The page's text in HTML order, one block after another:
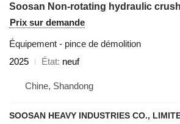
Soosan Non-rotating hydraulic
Prix sur demande
Équipement - pince de démolition
2025
État neuf
Chine, Shandong
SOOSAN HEAVY INDUSTRIES CO.,